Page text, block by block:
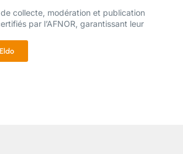
collecte, modération et publication
par l’AFNOR, garantissant leur